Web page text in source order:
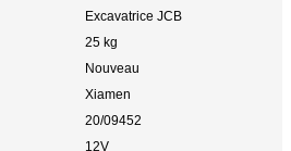
Excavatrice JCB
25 kg
Nouveau
Xiamen
20/09452
12V